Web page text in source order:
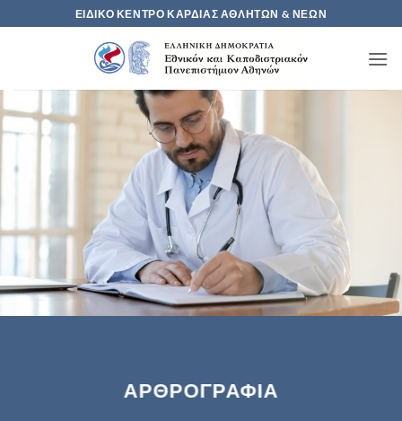
στο
ΕΙΔΙΚΟ ΚΕΝΤΡΟ ΚΑΡΔΙΑΣ ΑΘΛΗΤΩΝ & ΝΕΩΝ
ΑΡΘΡΟΓΡΑΦΙΑ